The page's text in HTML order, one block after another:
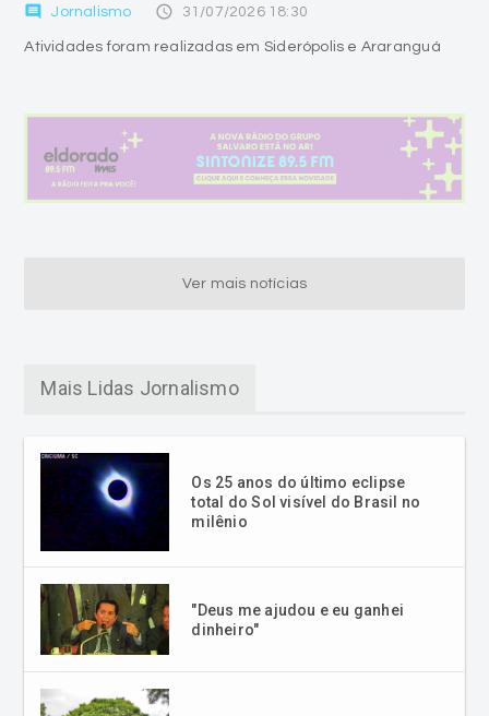
comment Jornalismo access_time 31/07/2026 18:30
Atividades foram realizadas em Siderópolis e Araranguá
Ver mais notícias
Mais Lidas Jornalismo
Os 25 anos do último eclipse
total do Sol visível do Brasil no
milênio
"Deus me ajudou e eu ganhei
dinheiro"